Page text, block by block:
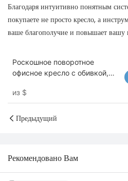
Благодаря интуитивно понятным
покупаете не просто кресло, а
ваше благополучие и повышает вашу
Роскошное поворотное
офисное кресло с обивкой,
модель 825
из $
Предыдущий
Рекомендовано Вам